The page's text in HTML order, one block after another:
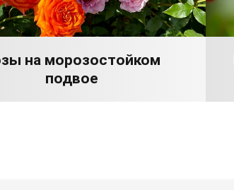
на морозостойком
подвое